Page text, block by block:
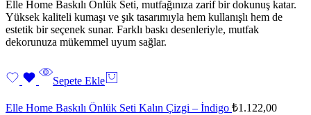
Elle Home Baskılı Önlük Seti, mutfağınıza zarif bir dokunuş katar.
Yüksek kaliteli kumaşı ve şık tasarımıyla hem kullanışlı hem de
estetik bir seçenek sunar. Farklı baskı desenleriyle, mutfak
dekorunuza mükemmel uyum sağlar.
Sepete Ekle
Elle Home Baskılı Önlük Seti Kalın Çizgi – İndigo ₺1.122,00